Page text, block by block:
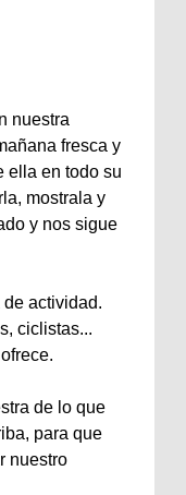
nuestra
fresca y
ella en todo su
mostrala y
y nos sigue
actividad.
ciclistas...
de lo que
para que
nuestro